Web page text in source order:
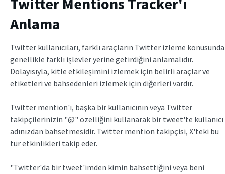
Anlama
Twitter kullanıcıları, farklı araçların Twitter izleme konusunda
genellikle farklı işlevler yerine getirdiğini anlamalıdır.
Dolayısıyla, kitle etkileşimini izlemek için belirli araçlar ve
etiketleri ve bahsedenleri izlemek için diğerleri vardır.
Twitter mention'ı, başka bir kullanıcının veya Twitter
takipçilerinizin "@" özelliğini kullanarak bir tweet'te kullanıcı
adınızdan bahsetmesidir. Twitter mention takipçisi, X'teki bu
tür etkinlikleri takip eder.
"Twitter'da bir tweet'imden kimin bahsettiğini veya beni